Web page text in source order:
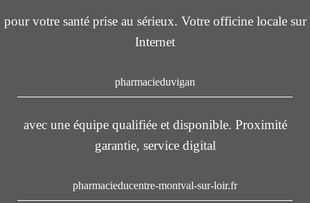
pour votre santé prise au sérieux. Votre officine locale sur
Internet
pharmacieduvigan
avec une équipe qualifiée et disponible. Proximité
garantie, service digital
pharmacieducentre-montval-sur-loir.fr